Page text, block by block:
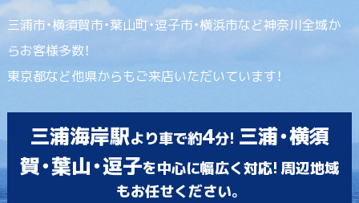
三浦市・横須賀市・葉山町・逗子市・横浜市など神奈川全域か
らお客様多数！
東京都など他県からもご来店いただいています！
三浦海岸駅より車で約4分! 三浦・横須
賀・葉山・逗子を中心に幅広く対応! 周辺地域
もお任せください。